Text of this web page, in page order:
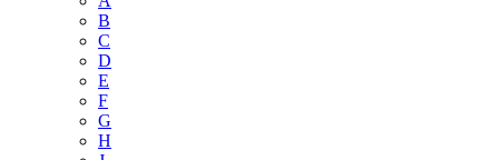
B
C
D
E
F
G
H